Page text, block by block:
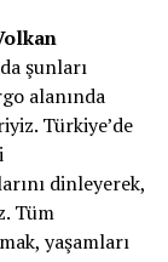
şunları
alanında
Türkiye’de
dinleyerek,
Tüm
yaşamları